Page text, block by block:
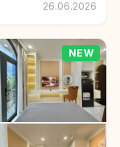
26.06.2026
NEW